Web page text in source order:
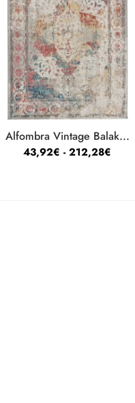
Alfombra Vintage Balak...
43,92€ - 212,28€